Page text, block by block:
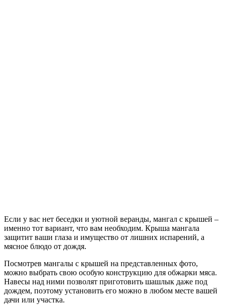
Если у вас нет беседки и уютной веранды, мангал с крышей –
именно тот вариант, что вам необходим. Крыша мангала
защитит ваши глаза и имущество от лишних испарений, а
мясное блюдо от дождя.
Посмотрев мангалы с крышей на представленных фото,
можно выбрать свою особую конструкцию для обжарки мяса.
Навесы над ними позволят приготовить шашлык даже под
дождем, поэтому установить его можно в любом месте вашей
дачи или участка.